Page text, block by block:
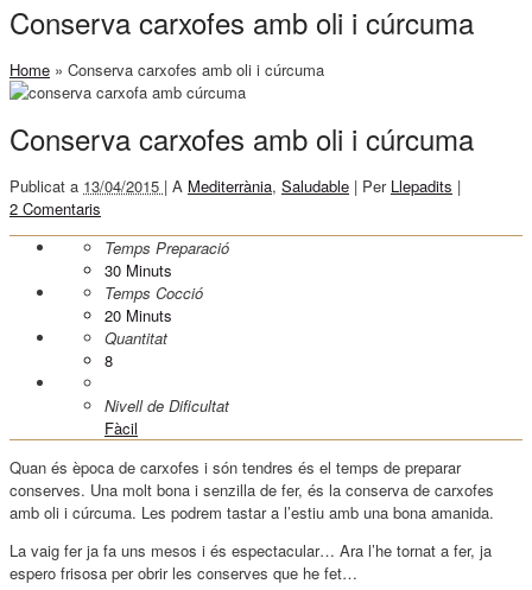
Conserva carxofes amb oli i cúrcuma
Home » Conserva carxofes amb oli i cúrcuma
Conserva carxofes amb oli i cúrcuma
Publicat a 13/04/2015 | A Mediterrània, Saludable | Per Llepadits |
2 Comentaris
Temps Preparació
30 Minuts
Temps Cocció
20 Minuts
Quantitat
8
Nivell de Dificultat
Fàcil
Quan és època de carxofes i són tendres és el temps de preparar
conserves. Una molt bona i senzilla de fer, és la conserva de carxofes
amb oli i cúrcuma. Les podrem tastar a l’estiu amb una bona amanida.
La vaig fer ja fa uns mesos i és espectacular… Ara l’he tornat a fer, ja
espero frisosa per obrir les conserves que he fet…